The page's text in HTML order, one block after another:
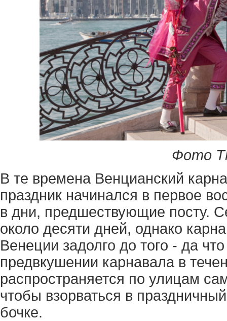
Фото
В те времена Венцианский
праздник начинался в первое
в дни, предшествующие посту.
около десяти дней, однако
Венеции задолго до того - да
предвкушении карнавала в
распространяется по улицам
чтобы взорваться в
бочке.